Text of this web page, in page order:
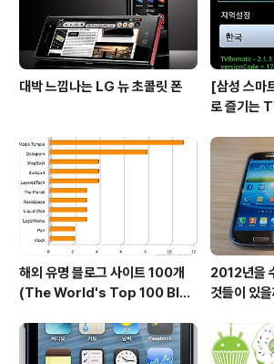
대박 느낌나는 LG 뉴 초콜릿 폰
[삼성 스마
로 즐기는
해외 유명 블로그 사이트 100개
(The World's Top 100 Blog
2012년을
것들이 있